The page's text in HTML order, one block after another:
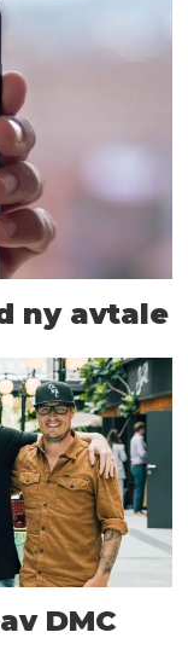
ny avtale
DMC